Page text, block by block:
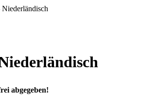
abgegeben!